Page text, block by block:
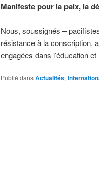
Manifeste pour la paix, la
Nous, soussignés –
résistance à la conscription,
engagées dans l’éducation
Publié dansActualités,